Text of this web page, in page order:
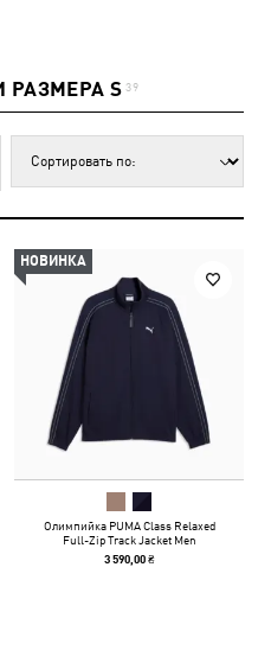
S 39
НОВИНКА
Олимпийка PUMA Class Relaxed
Full-Zip Track Jacket Men
3 590,00 ₴